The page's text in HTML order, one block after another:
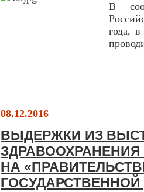
В
года,
08.12.2016
ВЫДЕРЖКИ ИЗ
НА
ГОСУДАРСТВЕННОЙ